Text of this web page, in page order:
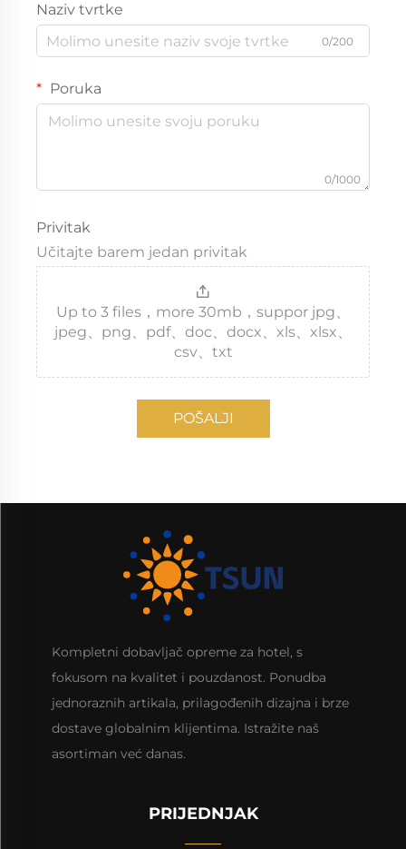
Naziv tvrtke
0/200
Poruka
0/1000
Privitak
Učitajte barem jedan privitak
Up to 3 files，more 30mb，suppor jpg、
jpeg、png、pdf、doc、docx、xls、xlsx、
csv、txt
POŠALJI
Kompletni dobavljač opreme za hotel, s
fokusom na kvalitet i pouzdanost. Ponudba
jednoraznih artikala, prilagođenih dizajna i brze
dostave globalnim klijentima. Istražite naš
asortiman već danas.
PRIJEDNJAK